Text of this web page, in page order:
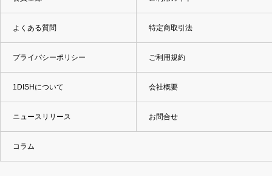
よくある質問 特定商取引法
プライバシーポリシー ご利用規約
1DISHについて 会社概要
ニュースリリース お問合せ
コラム